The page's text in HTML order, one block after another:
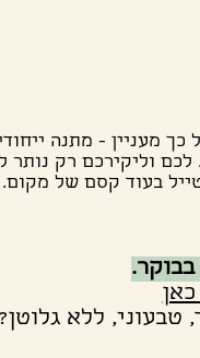
ללא
מעניין - מתנה
לכם וליקירכם רק נותר
בעוד קסם של מקום.